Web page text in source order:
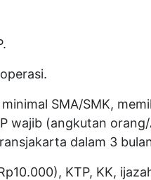
SMA/SMK,
wajib (angkutan
dalam 3
KTP, KK,